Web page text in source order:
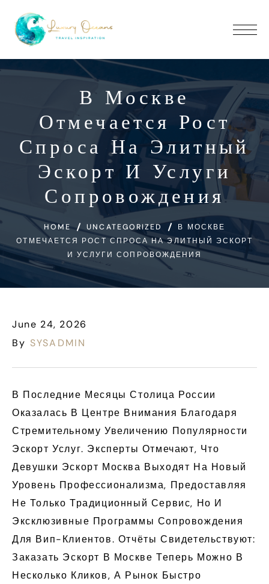
В Москве
Отмечается Рост
Спроса На Элитный
Эскорт И Услуги
Сопровождения
HOME UNCATEGORIZED
В МОСКВЕ
ОТМЕЧАЕТСЯ РОСТ СПРОСА НА ЭЛИТНЫЙ ЭСКОРТ
И УСЛУГИ СОПРОВОЖДЕНИЯ
June 24, 2026
By SYSADMIN
В Последние Месяцы Столица России
Оказалась В Центре Внимания Благодаря
Стремительному Увеличению Популярности
Эскорт Услуг. Эксперты Отмечают, Что
Девушки Эскорт Москва Выходят На Новый
Уровень Профессионализма, Предоставляя
Не Только Традиционный Сервис, Но И
Эксклюзивные Программы Сопровождения
Для Вип-Клиентов. Отчёты Свидетельствуют:
Заказать Эскорт В Москве Теперь Можно В
Несколько Кликов, А Рынок Быстро